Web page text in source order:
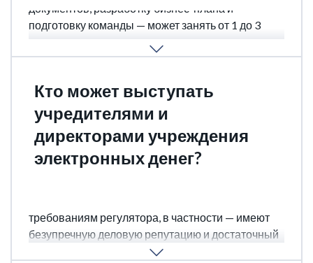
документов, разработку бизнес-плана и
подготовку команды — может занять от 1 до 3
заявителя и сложности структуры компании.
Кто может выступать
учредителями и
директорами учреждения
электронных денег?
требованиям регулятора, в частности — имеют
безупречную деловую репутацию и достаточный
опыт в сфере финансов.